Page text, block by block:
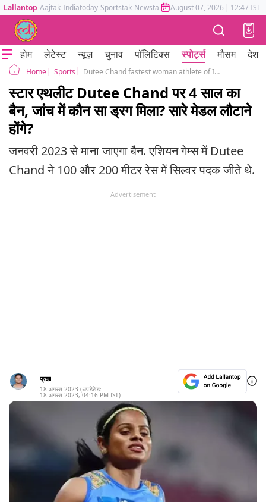
Lallantop Aajtak Indiatoday Sportstak Newstak Mumbai Tak Astrotak
August 07, 2026 | 12:47 IST
होम लेटेस्ट न्यूज़ चुनाव पॉलिटिक्स स्पोर्ट्स मौसम देश
Home Sports Dutee Chand fastest woman athlete of India gets 4 years dope ban
स्टार एथलीट Dutee Chand पर 4 साल का
बैन, जांच में कौन सा ड्रग मिला? सारे मेडल लौटाने
होंगे?
जनवरी 2023 से माना जाएगा बैन. एशियन गेम्स में Dutee
Chand ने 100 और 200 मीटर रेस में सिल्वर पदक जीते थे.
Advertisement
प्रज्ञा
18 अगस्त 2023 (अपडेटेड:
18 अगस्त 2023, 04:16 PM IST)